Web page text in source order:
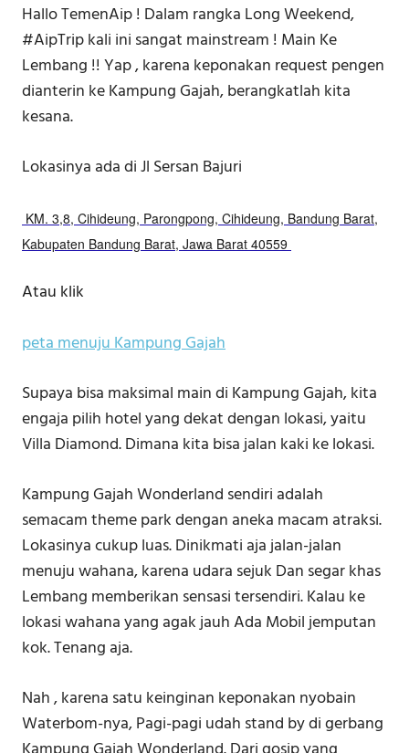
Hallo TemenAip ! Dalam rangka Long Weekend,
#AipTrip kali ini sangat mainstream ! Main Ke
Lembang !! Yap , karena keponakan request pengen
dianterin ke Kampung Gajah, berangkatlah kita
kesana.
Lokasinya ada di Jl Sersan Bajuri
KM. 3,8, Cihideung, Parongpong, Cihideung, Bandung Barat,
Kabupaten Bandung Barat, Jawa Barat 40559
Atau klik
peta menuju Kampung Gajah
Supaya bisa maksimal main di Kampung Gajah, kita
engaja pilih hotel yang dekat dengan lokasi, yaitu
Villa Diamond. Dimana kita bisa jalan kaki ke lokasi.
Kampung Gajah Wonderland sendiri adalah
semacam theme park dengan aneka macam atraksi.
Lokasinya cukup luas. Dinikmati aja jalan-jalan
menuju wahana, karena udara sejuk Dan segar khas
Lembang memberikan sensasi tersendiri. Kalau ke
lokasi wahana yang agak jauh Ada Mobil jemputan
kok. Tenang aja.
Nah , karena satu keinginan keponakan nyobain
Waterbom-nya, Pagi-pagi udah stand by di gerbang